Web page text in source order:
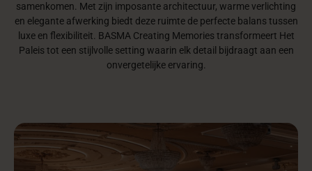
Contact
samenkomen. Met zijn imposante architectuur, warme verlichting
en elegante afwerking biedt deze ruimte de perfecte balans tussen
luxe en flexibiliteit. BASMA Creating Memories transformeert Het
Paleis tot een stijlvolle setting waarin elk detail bijdraagt aan een
onvergetelijke ervaring.